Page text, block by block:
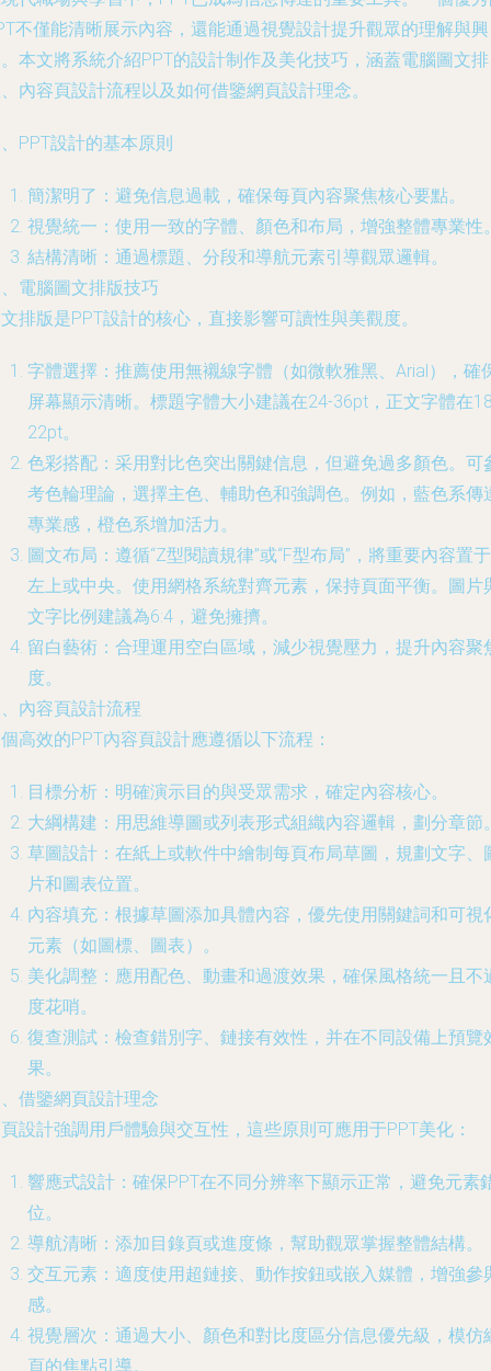
不僅能清晰展示內容，還能通過視覺設計提升觀眾的理解與興
本文將系統介紹PPT的設計制作及美化技巧，涵蓋電腦圖文排
內容頁設計流程以及如何借鑒網頁設計理念。
PPT設計的基本原則
簡潔明了：避免信息過載，確保每頁內容聚焦核心要點。
視覺統一：使用一致的字體、顏色和布局，增強整體專業性
結構清晰：通過標題、分段和導航元素引導觀眾邏輯。
電腦圖文排版技巧
排版是PPT設計的核心，直接影響可讀性與美觀度。
字體選擇：推薦使用無襯線字體（如微軟雅黑、Arial），確
屏幕顯示清晰。標題字體大小建議在24-36pt，正文字體在
22pt。
色彩搭配：采用對比色突出關鍵信息，但避免過多顏色。可
考色輪理論，選擇主色、輔助色和強調色。例如，藍色系傳
專業感，橙色系增加活力。
圖文布局：遵循“Z型閱讀規律”或“F型布局”，將重要內容置于
左上或中央。使用網格系統對齊元素，保持頁面平衡。圖片
文字比例建議為6:4，避免擁擠。
留白藝術：合理運用空白區域，減少視覺壓力，提升內容聚
度。
內容頁設計流程
高效的PPT內容頁設計應遵循以下流程：
目標分析：明確演示目的與受眾需求，確定內容核心。
大綱構建：用思維導圖或列表形式組織內容邏輯，劃分章節
草圖設計：在紙上或軟件中繪制每頁布局草圖，規劃文字、
片和圖表位置。
內容填充：根據草圖添加具體內容，優先使用關鍵詞和可視
元素（如圖標、圖表）。
美化調整：應用配色、動畫和過渡效果，確保風格統一且不
度花哨。
復查測試：檢查錯別字、鏈接有效性，并在不同設備上預覽
果。
借鑒網頁設計理念
設計強調用戶體驗與交互性，這些原則可應用于PPT美化：
響應式設計：確保PPT在不同分辨率下顯示正常，避免元素
位。
導航清晰：添加目錄頁或進度條，幫助觀眾掌握整體結構。
交互元素：適度使用超鏈接、動作按鈕或嵌入媒體，增強參
感。
視覺層次：通過大小、顏色和對比度區分信息優先級，模仿
頁的焦點引導。